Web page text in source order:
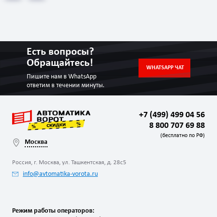
Есть вопросы?
Обращайтесь!
Пишите нам в WhatsApp
ответим в течении минуты.
WHATSAPP ЧАТ
Москва
Россия, г. Москва, ул. Ташкентская, д. 28с5
info@avtomatika-vorota.ru
+7 (499) 499 04 56
8 800 707 69 88
(бесплатно по РФ)
Режим работы операторов: